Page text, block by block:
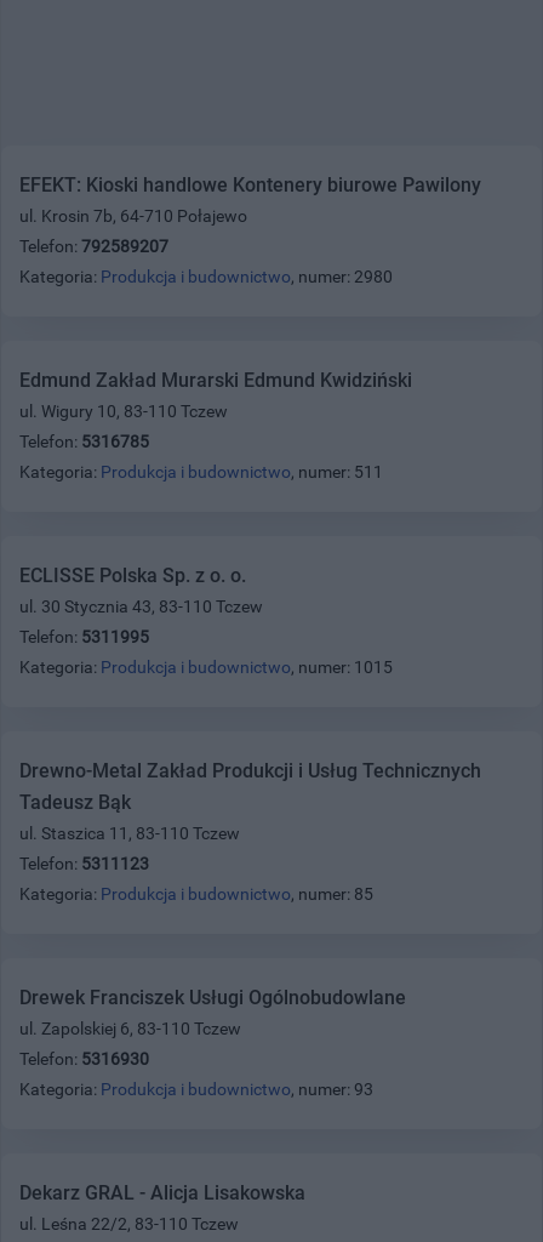
EFEKT: Kioski handlowe Kontenery biurowe Pawilony
ul. Krosin 7b, 64-710 Połajewo
Telefon: 792589207
Kategoria: Produkcja i budownictwo, numer: 2980
Edmund Zakład Murarski Edmund Kwidziński
ul. Wigury 10, 83-110 Tczew
Telefon: 5316785
Kategoria: Produkcja i budownictwo, numer: 511
ECLISSE Polska Sp. z o. o.
ul. 30 Stycznia 43, 83-110 Tczew
Telefon: 5311995
Kategoria: Produkcja i budownictwo, numer: 1015
Drewno-Metal Zakład Produkcji i Usług Technicznych
Tadeusz Bąk
ul. Staszica 11, 83-110 Tczew
Telefon: 5311123
Kategoria: Produkcja i budownictwo, numer: 85
Drewek Franciszek Usługi Ogólnobudowlane
ul. Zapolskiej 6, 83-110 Tczew
Telefon: 5316930
Kategoria: Produkcja i budownictwo, numer: 93
Dekarz GRAL - Alicja Lisakowska
ul. Leśna 22/2, 83-110 Tczew